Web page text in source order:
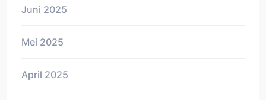
Juni 2025
Mei 2025
April 2025